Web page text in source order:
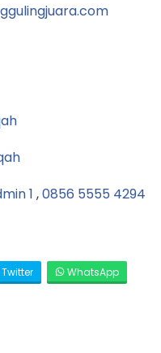
1 ,0856 5555 4294
Twitter WhatsApp